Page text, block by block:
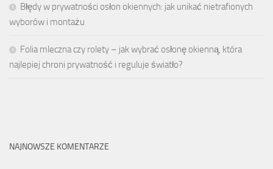
Błędy w prywatności osłon okiennych: jak unikać nietrafionych
wyborów i montażu
Folia mleczna czy rolety – jak wybrać osłonę okienną, która
najlepiej chroni prywatność i reguluje światło?
NAJNOWSZE KOMENTARZE